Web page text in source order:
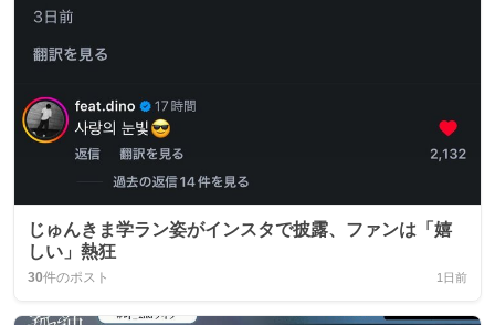
じゅんきま学ラン姿がインスタで披露、ファンは「嬉
しい」熱狂
30件のポスト 1日前